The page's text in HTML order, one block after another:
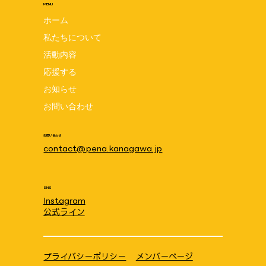
NICU入門セミナー 〜登壇レポート〜
MENU
ホーム
私たちについて
活動内容
応援する
お知らせ
お問い合わせ
お問い合わせ
contact@pena.kanagawa.jp
SNS
Instagram
公式ライン
プライバシーポリシー メンバーページ